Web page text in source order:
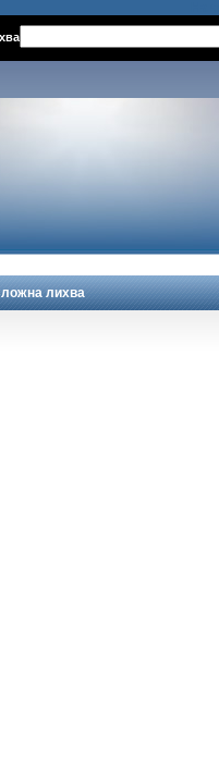
лихва